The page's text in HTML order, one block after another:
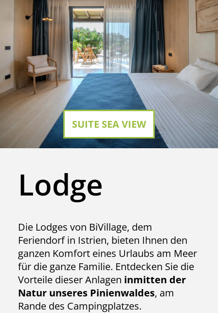
SUITE SEA VIEW
Lodge
Die Lodges von BiVillage, dem
Feriendorf in Istrien, bieten Ihnen den
ganzen Komfort eines Urlaubs am Meer
für die ganze Familie. Entdecken Sie die
Vorteile dieser Anlagen inmitten der
Natur unseres Pinienwaldes, am
Rande des Campingplatzes.